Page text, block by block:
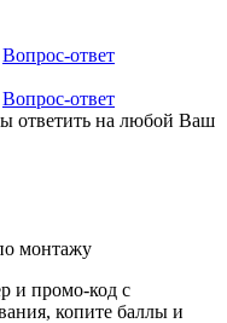
Вопрос-ответ
Вопрос-ответ
ответить на любой Ваш
монтажу
и промо-код с
копите баллы и